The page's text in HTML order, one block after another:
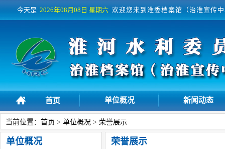
今天是 2026年08月08日 星期六 欢迎您来到淮委档案馆（治淮宣传
首页 单位概况 新闻动态
当前位置： 首页 > 单位概况 > 荣誉展示
单位概况 荣誉展示